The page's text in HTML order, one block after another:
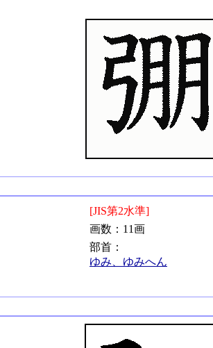
[JIS第2水準]
画数：11画
部首：
ゆみ、ゆみへん